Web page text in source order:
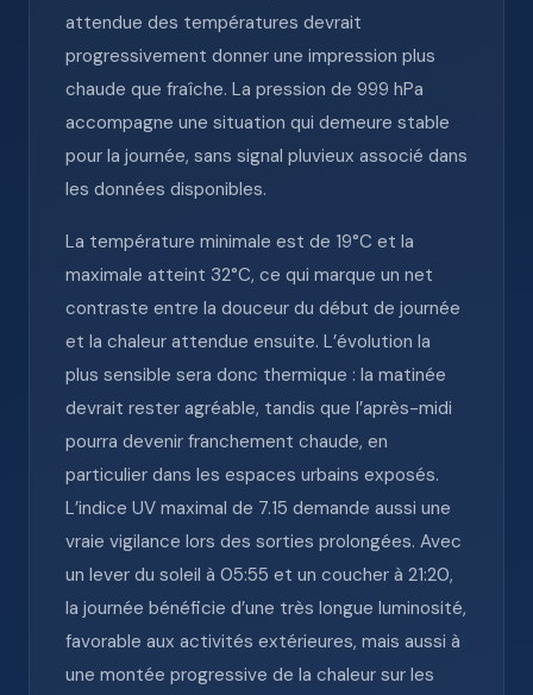
attendue des températures devrait
progressivement donner une impression plus
chaude que fraîche. La pression de 999 hPa
accompagne une situation qui demeure stable
pour la journée, sans signal pluvieux associé dans
les données disponibles.
La température minimale est de 19°C et la
maximale atteint 32°C, ce qui marque un net
contraste entre la douceur du début de journée
et la chaleur attendue ensuite. L’évolution la
plus sensible sera donc thermique : la matinée
devrait rester agréable, tandis que l’après-midi
pourra devenir franchement chaude, en
particulier dans les espaces urbains exposés.
L’indice UV maximal de 7.15 demande aussi une
vraie vigilance lors des sorties prolongées. Avec
un lever du soleil à 05:55 et un coucher à 21:20,
la journée bénéficie d’une très longue luminosité,
favorable aux activités extérieures, mais aussi à
une montée progressive de la chaleur sur les